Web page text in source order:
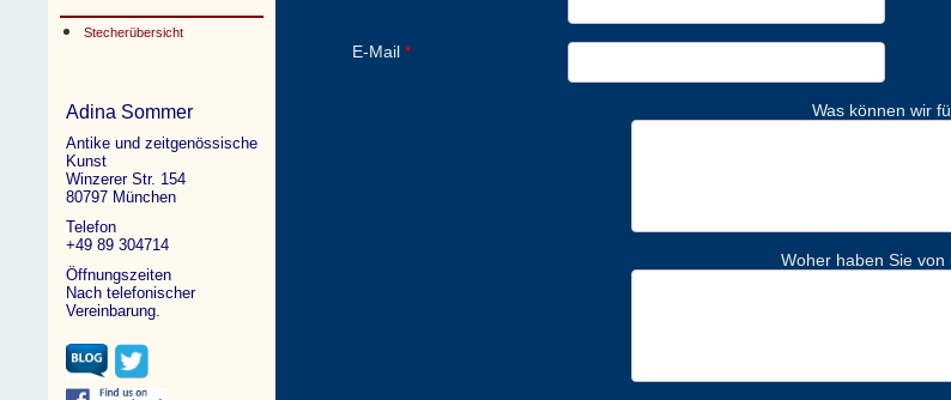
Stecherübersicht
Adina Sommer
Antike und zeitgenössische
Kunst
Winzerer Str. 154
80797 München
Telefon
+49 89 304714
Öffnungszeiten
Nach telefonischer
Vereinbarung.
E-Mail *
Was können wir
Woher haben Sie